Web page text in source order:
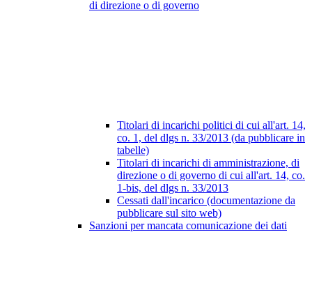
di direzione o di governo
Titolari di incarichi politici di cui all'art. 14,
co. 1, del dlgs n. 33/2013 (da pubblicare in
tabelle)
Titolari di incarichi di amministrazione, di
direzione o di governo di cui all'art. 14, co.
1-bis, del dlgs n. 33/2013
Cessati dall'incarico (documentazione da
pubblicare sul sito web)
Sanzioni per mancata comunicazione dei dati